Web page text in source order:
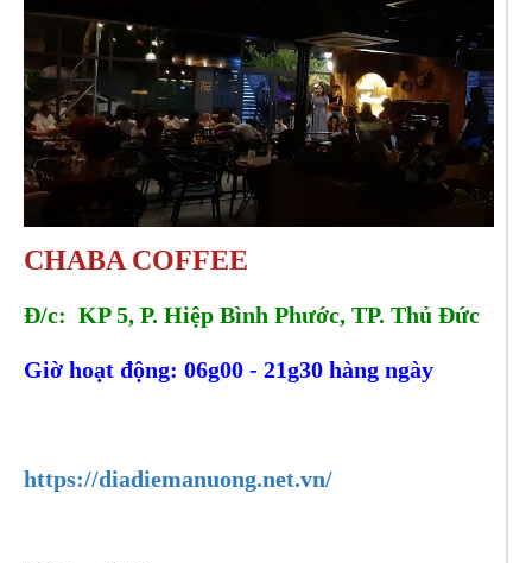
CHABA COFFEE
Đ/c: KP 5, P. Hiệp Bình Phước, TP. Thủ Đức
Giờ hoạt động: 06g00 - 21g30 hàng ngày
https://diadiemanuong.net.vn/